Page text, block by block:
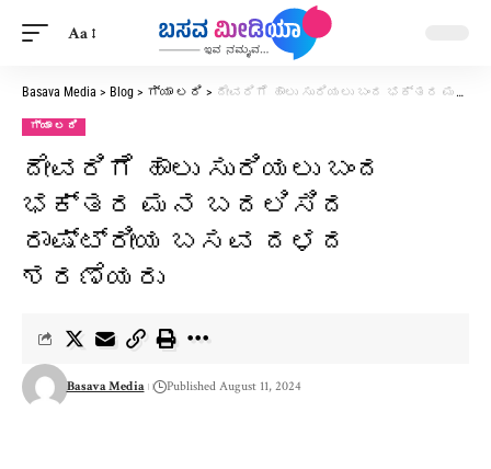
Aa
Basava Media > Blog > ಗ್ಯಾ ಲರಿ > ದೇವರಿಗೆ ಹಾಲು ಸುರಿಯಲು ಬಂದ ಭಕ್ತರ ಮನ ಬದಲಿಸಿದ ರಾಷ್ಟ್ರೀಯ ಬಸವ ದಳದ ಶರಣೆಯರು
ಗ್ಯಾ ಲರಿ
ದೇವರಿಗೆ ಹಾಲು ಸುರಿಯಲು ಬಂದ
ಭಕ್ತರ ಮನ ಬದಲಿಸಿದ
ರಾಷ್ಟ್ರೀಯ ಬಸವ ದಳದ
ಶರಣೆಯರು
Basava Media Published August 11, 2024